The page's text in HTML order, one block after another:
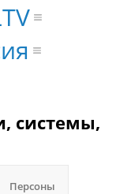
системы,
Персоны